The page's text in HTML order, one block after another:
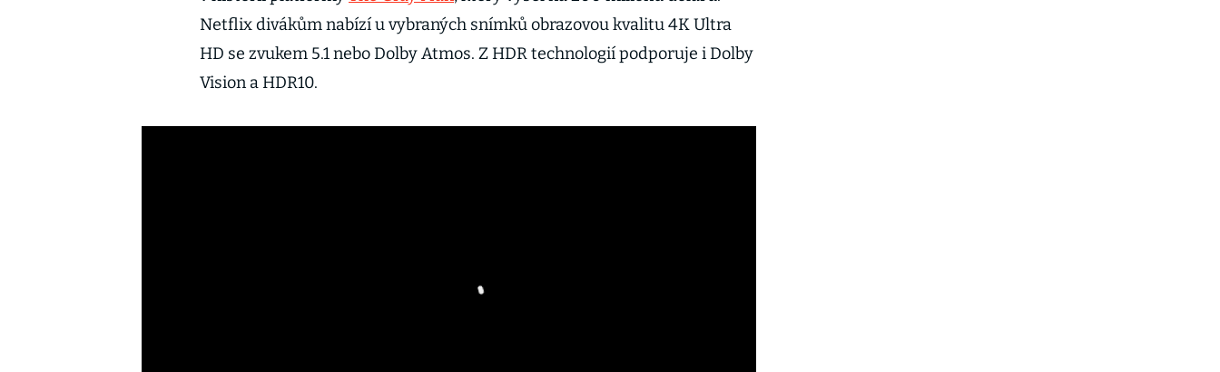
Netflix divákům nabízí u vybraných snímků obrazovou kvalitu 4K Ultra
HD se zvukem 5.1 nebo Dolby Atmos. Z HDR technologií podporuje i Dolby
Vision a HDR10.